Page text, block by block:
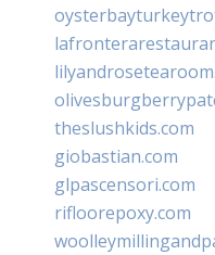
theslushkids.com
giobastian.com
glpascensori.com
rifloorepoxy.com